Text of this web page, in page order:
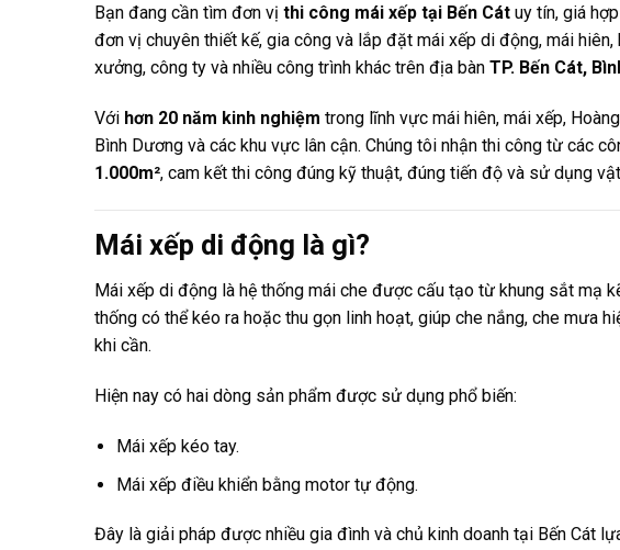
Bạn đang cần tìm đơn vị thi công mái xếp tại Bến Cátuy tín, giá
đơn vị chuyên thiết kế, gia công và lắp đặt mái xếp di động, mái hiên,
xưởng, công ty và nhiều công trình khác trên địa bàn TP. Bến Cát,
Với hơn 20 năm kinh nghiệm trong lĩnh vực mái hiên, mái xếp,
Bình Dương và các khu vực lân cận. Chúng tôi nhận thi công từ các
1.000m², cam kết thi công đúng kỹ thuật, đúng tiến độ và sử dụng
Mái xếp di động là gì?
Mái xếp di động là hệ thống mái che được cấu tạo từ khung sắt mạ
thống có thể kéo ra hoặc thu gọn linh hoạt, giúp che nắng, che mưa
khi cần.
Hiện nay có hai dòng sản phẩm được sử dụng phổ biến:
Mái xếp kéo tay.
Mái xếp điều khiển bằng motor tự động.
Đây là giải pháp được nhiều gia đình và chủ kinh doanh tại Bến Cát